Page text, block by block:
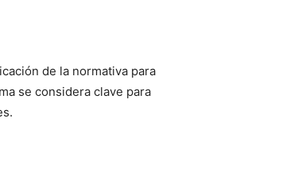
de la normativa para
se considera clave para